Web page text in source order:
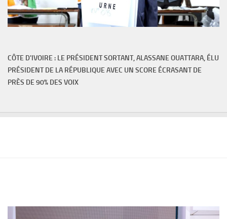
CÔTE D'IVOIRE : LE PRÉSIDENT SORTANT, ALASSANE OUATTARA, ÉLU
PRÉSIDENT DE LA RÉPUBLIQUE AVEC UN SCORE ÉCRASANT DE
PRÈS DE 90% DES VOIX